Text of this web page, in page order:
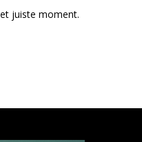
juiste moment.